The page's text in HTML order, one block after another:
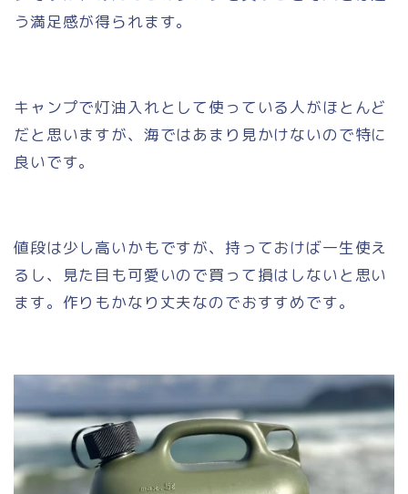
う満足感が得られます。
キャンプで灯油入れとして使っている人がほとんど
だと思いますが、海ではあまり見かけないので特に
良いです。
値段は少し高いかもですが、持っておけば一生使え
るし、見た目も可愛いので買って損はしないと思い
ます。作りもかなり丈夫なのでおすすめです。